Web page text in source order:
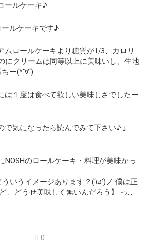
ールケーキ♪
ールケーキです♪
ムロールケーキより糖質が1/3、カロリ
にクリームは同等以上に美味いし、生地
ー(*‘∀‘)
は１度は食べて欲しい美味しさでしたー
で気になったら読んでみて下さい♪↓
NOSHのロールケーキ・料理が美味かっ
ういうイメージあります？(‘ω’)ノ 僕は正
、どうせ美味しく無いんだろう】 っ…
0